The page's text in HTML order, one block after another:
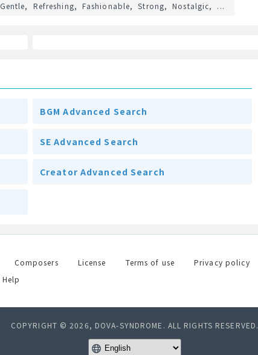
Gentle Refreshing Fashionable Strong Nostalgic ...
BGM Advanced Search
SE Advanced Search
Creator Advanced Search
Composers License Terms of use Privacy policy
Help
COPYRIGHT © 2026, DOVA-SYNDROME. ALL RIGHTS RESERVED.